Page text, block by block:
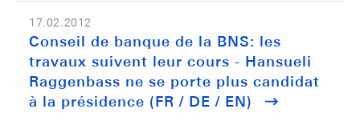
17.02.2012
Conseil de banque de la BNS: les
travaux suivent leur cours - Hansueli
Raggenbass ne se porte plus candidat
à la présidence (FR / DE / EN)